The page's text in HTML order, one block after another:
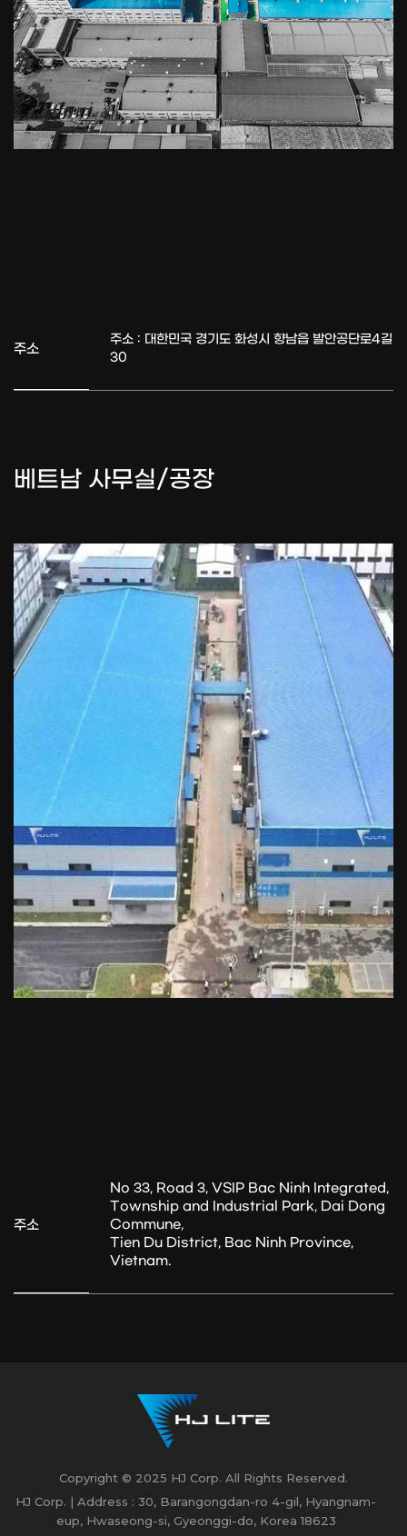
주소
주소 : 대한민국 경기도 화성시 향남읍 발안공단로4길
30
베트남 사무실/공장
주소
No 33, Road 3, VSIP Bac Ninh Integrated,
Township and Industrial Park, Dai Dong
Commune,
Tien Du District, Bac Ninh Province,
Vietnam.
Copyright © 2025 HJ Corp. All Rights Reserved.
HJ Corp. | Address : 30, Barangongdan-ro 4-gil, Hyangnam-
eup, Hwaseong-si, Gyeonggi-do, Korea 18623